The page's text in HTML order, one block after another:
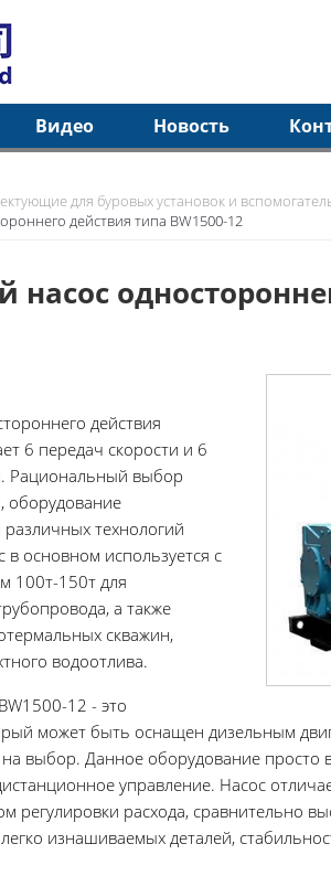
Видео Новость
для буровых установок и
действия типа BW1500-12
насос
действия
6 передач скорости и 6
Рациональный выбор
оборудование
технологий
основном используется с
100т-150т для
а также
скважин,
водоотлива.
12 - это
может быть оснащен дизельным
выбор. Данное оборудование просто
управление. Насос
регулировки расхода, сравнительно
изнашиваемых деталей,